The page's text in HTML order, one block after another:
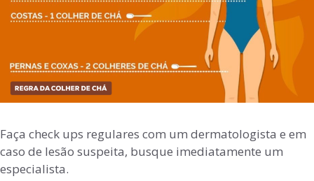
Faça check ups regulares com um dermatologista e em
caso de lesão suspeita, busque imediatamente um
especialista.